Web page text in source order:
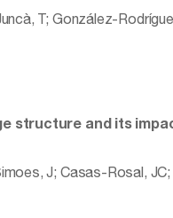
T; González-
structure and its
J; Casas-Rosal, JC;